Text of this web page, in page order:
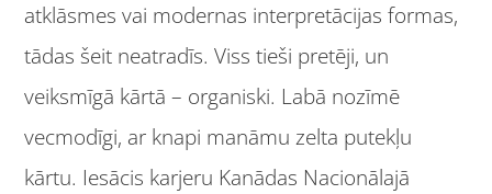
atklāsmes vai modernas interpretācijas formas,
tādas šeit neatradīs. Viss tieši pretēji, un
veiksmīgā kārtā – organiski. Labā nozīmē
vecmodīgi, ar knapi manāmu zelta putekļu
kārtu. Iesācis karjeru Kanādas Nacionālajā